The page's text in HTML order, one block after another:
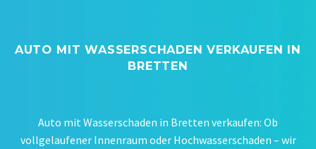
AUTO MIT WASSERSCHADEN VERKAUFEN IN
BRETTEN
Auto mit Wasserschaden in Bretten verkaufen: Ob
vollgelaufener Innenraum oder Hochwasserschaden – wir